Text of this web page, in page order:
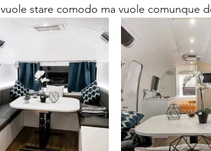
vuole stare comodo ma vuole comunque